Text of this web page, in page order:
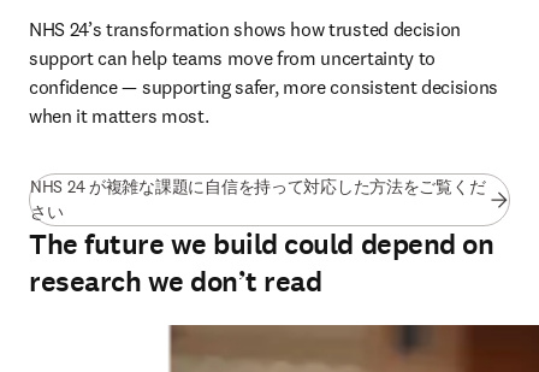
NHS 24’s transformation shows how trusted decision
support can help teams move from uncertainty to
confidence — supporting safer, more consistent decisions
when it matters most.
NHS 24 が複雑な課題に自信を持って対応した方法をご覧くだ
さい(
The future we build could depend on
research we don’t read